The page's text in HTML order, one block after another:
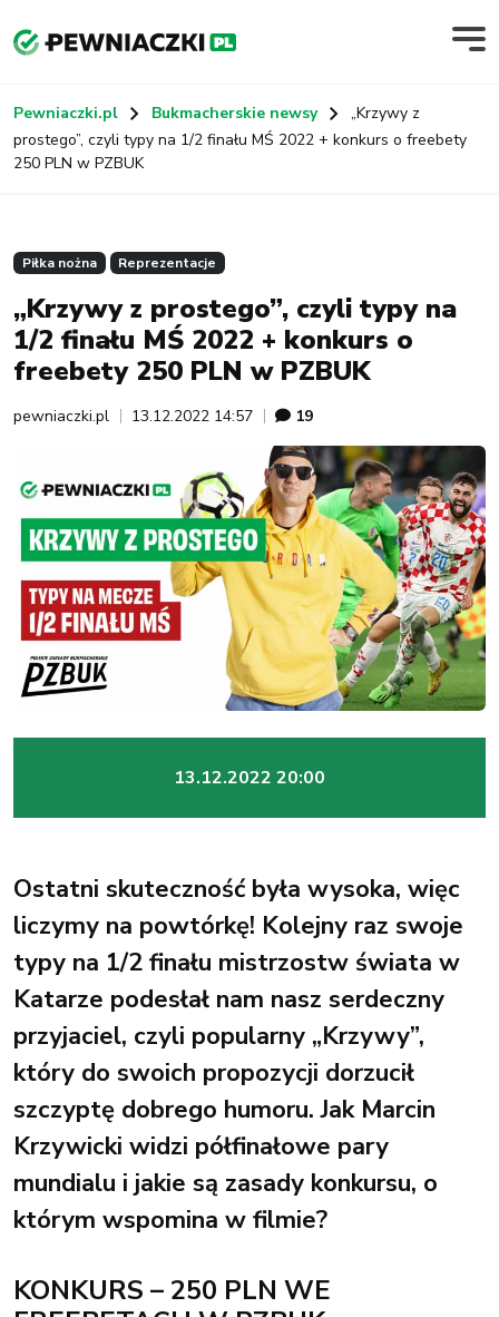
Pewniaczki.pl Bukmacherskie newsy
„Krzywy z
prostego”, czyli typy na 1/2 finału MŚ 2022 + konkurs o freebety
250 PLN w PZBUK
Piłka nożna Reprezentacje
„Krzywy z prostego”, czyli typy na
1/2 finału MŚ 2022 + konkurs o
freebety 250 PLN w PZBUK
pewniaczki.pl 13.12.2022 14:57 19
13.12.2022 20:00
Ostatni skuteczność była wysoka, więc
liczymy na powtórkę! Kolejny raz swoje
typy na 1/2 finału mistrzostw świata w
Katarze podesłał nam nasz serdeczny
przyjaciel, czyli popularny „Krzywy”,
który do swoich propozycji dorzucił
szczyptę dobrego humoru. Jak Marcin
Krzywicki widzi półfinałowe pary
mundialu i jakie są zasady konkursu, o
którym wspomina w filmie?
KONKURS – 250 PLN WE